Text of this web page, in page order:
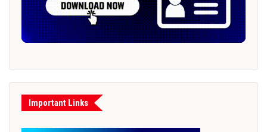
Important Links